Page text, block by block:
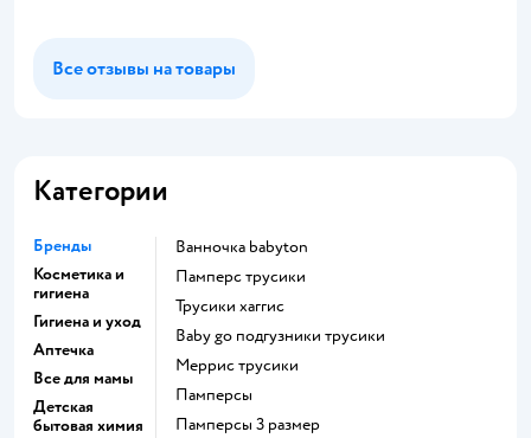
Все отзывы на товары
Категории
Бренды
Косметика и
гигиена
Гигиена и уход
Аптечка
Все для мамы
Детская
бытовая химия
ванночка babyton
памперс трусики
трусики хаггис
baby go подгузники трусики
меррис трусики
памперсы
памперсы 3 размер